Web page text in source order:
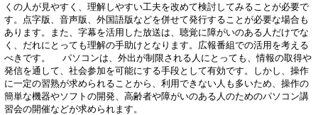
くの人が見やすく、理解しやすい工夫を改めて検討してみることが必要で
す。点字版、音声版、外国語版などを併せて発行することが必要な場合も
あります。また、字幕を活用した放送は、聴覚に障がいのある人だけでな
く、だれにとっても理解の手助けとなります。広報番組での活用を考える
べきです。 パソコンは、外出が制限される人にとっても、情報の取得や
発信を通して、社会参加を可能にする手段として有効です。しかし、操作
に一定の習熟が求められることから、利用できない人も多いため、操作の
簡単な機器やソフトの開発、高齢者や障がいのある人のためのパソコン講
習会の開催などが求められます。